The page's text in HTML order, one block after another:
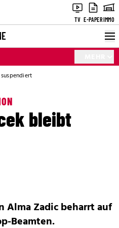
TV E-PAPERIMMO
bleibt
Alma Zadic beharrt auf
Beamten.